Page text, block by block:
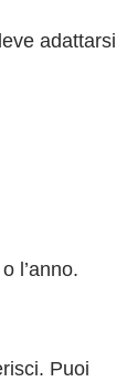
adattarsi
l’anno.
Puoi